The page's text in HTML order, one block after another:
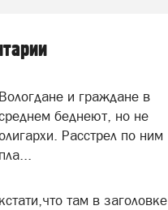
Вологдане и граждане в
беднеют, но не
Расстрел по ним
пла...
кстати,что там в заголовке